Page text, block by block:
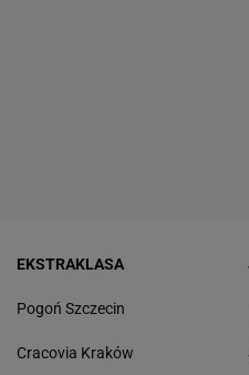
EKSTRAKLASA
Pogoń Szczecin
Cracovia Kraków